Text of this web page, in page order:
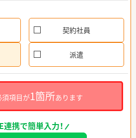
契約社員
派遣
項目が1箇所あります
連携で簡単入力！